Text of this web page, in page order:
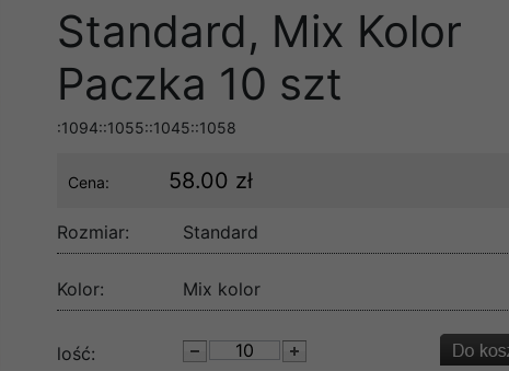
Standard, Mix Kolor
Paczka 10 szt
:1094::1055::1045::1058
Cena: 58.00 zł
Rozmiar: Standard
Kolor: Mix kolor
lość: